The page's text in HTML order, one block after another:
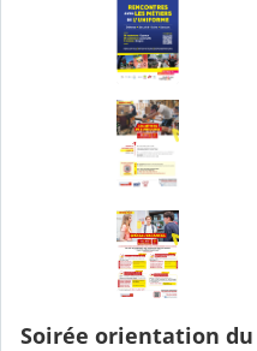
Soirée orientation du